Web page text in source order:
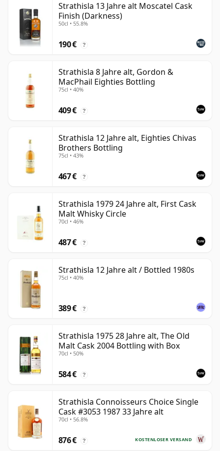
Strathisla 13 Jahre alt Moscatel Cask
Finish (Darkness)
50cl • 55.8%
190 € ?
Strathisla 8 Jahre alt, Gordon &
MacPhail Eighties Bottling
75cl • 40%
409 € ?
Strathisla 12 Jahre alt, Eighties Chivas
Brothers Bottling
75cl • 43%
467 € ?
Strathisla 1979 24 Jahre alt, First Cask
Malt Whisky Circle
70cl • 46%
487 € ?
Strathisla 12 Jahre alt / Bottled 1980s
75cl • 40%
389 € ?
Strathisla 1975 28 Jahre alt, The Old
Malt Cask 2004 Bottling with Box
70cl • 50%
584 € ?
Strathisla Connoisseurs Choice Single
Cask #3053 1987 33 Jahre alt
70cl • 56.8%
KOSTENLOSER VERSAND
876 € ?